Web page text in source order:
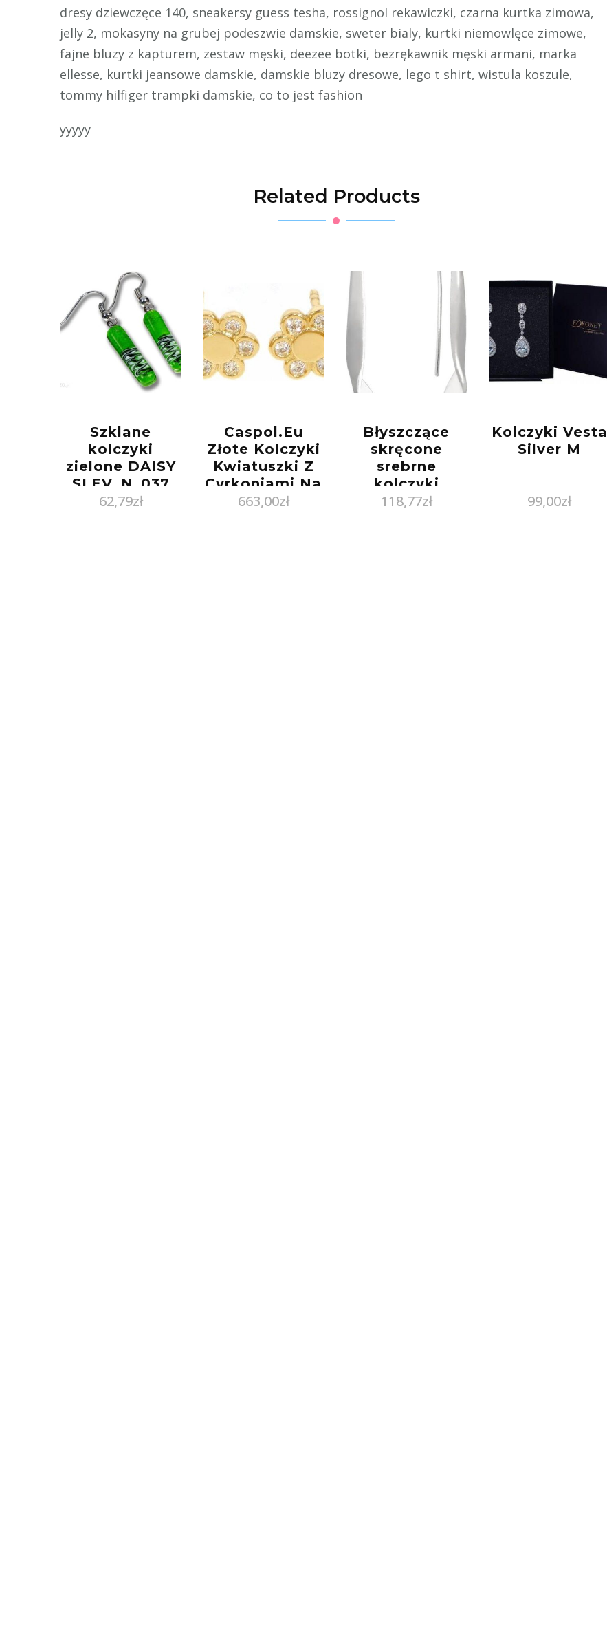
dresy dziewczęce 140, sneakersy guess tesha, rossignol rekawiczki, czarna kurtka zimowa,
jelly 2, mokasyny na grubej podeszwie damskie, sweter bialy, kurtki niemowlęce zimowe,
fajne bluzy z kapturem, zestaw męski, deezee botki, bezrękawnik męski armani, marka
ellesse, kurtki jeansowe damskie, damskie bluzy dresowe, lego t shirt, wistula koszule,
tommy hilfiger trampki damskie, co to jest fashion
yyyyy
Related Products
Szklane
kolczyki
zielone DAISY
SLEV_N_037
62,79zł
Caspol.Eu
Złote Kolczyki
Kwiatuszki Z
Cyrkoniami Na
Sztyfcie
663,00zł
Błyszczące
skręcone
srebrne
kolczyki
118,77zł
Kolczyki Vesta
Silver M
99,00zł